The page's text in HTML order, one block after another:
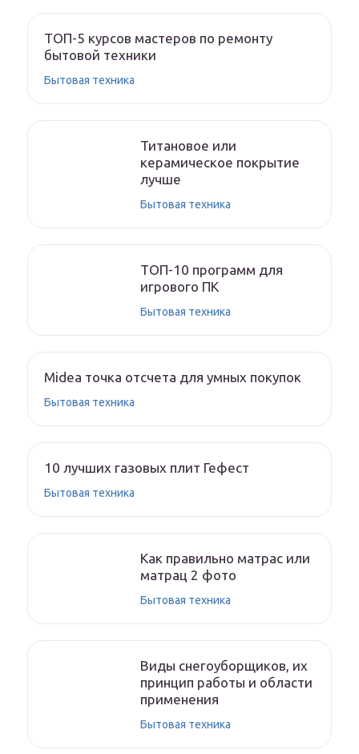
ТОП-5 курсов мастеров по ремонту
бытовой техники
Бытовая техника
Титановое или
керамическое покрытие
лучше
Бытовая техника
ТОП-10 программ для
игрового ПК
Бытовая техника
Midea точка отсчета для умных покупок
Бытовая техника
10 лучших газовых плит Гефест
Бытовая техника
Как правильно матрас или
матрац 2 фото
Бытовая техника
Виды снегоуборщиков, их
принцип работы и области
применения
Бытовая техника